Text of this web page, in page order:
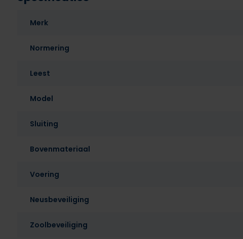
Merk
Normering
Leest
Model
Sluiting
Bovenmateriaal
Voering
Neusbeveiliging
Zoolbeveiliging